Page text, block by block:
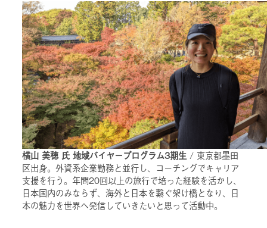
横山 美穂 氏 地域バイヤープログラム3期生 / 東京都墨田
区出身。外資系企業勤務と並行し、コーチングでキャリア
支援を行う。年間20回以上の旅行で培った経験を活かし、
日本国内のみならず、海外と日本を繋ぐ架け橋となり、日
本の魅力を世界へ発信していきたいと思って活動中。